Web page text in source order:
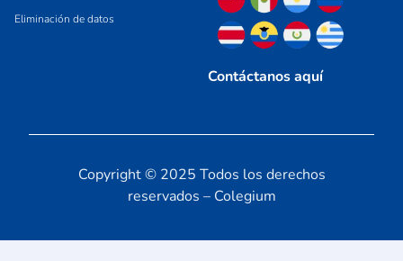
Eliminación de datos
Contáctanos aquí
Copyright © 2025 Todos los derechos
reservados – Colegium